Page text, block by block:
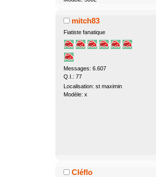
mitch83
Fiatiste fanatique
Messages: 6.607
Q.I.: 77
Localisation: st maximin
Modèle: x
Cléflo